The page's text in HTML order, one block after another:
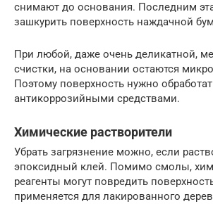
снимают до основания. Последним
зашкурить поверхность наждачной
При любой, даже очень деликатной,
счистки, на основании остаются
Поэтому поверхность нужно
антикоррозийными средствами.
Химические растворители
Убрать загрязнение можно, если
эпоксидный клей. Помимо смолы,
реагенты могут повредить
применяется для лакированного